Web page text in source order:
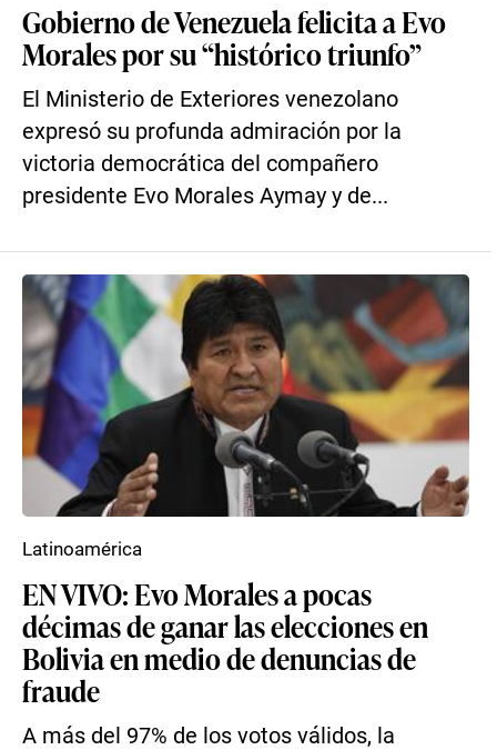
Gobierno de Venezuela felicita a Evo
Morales por su “histórico triunfo”
El Ministerio de Exteriores venezolano
expresó su profunda admiración por la
victoria democrática del compañero
presidente Evo Morales Aymay y de...
EN VIVO: Evo Morales a pocas
décimas de ganar las elecciones en
Bolivia en medio de denuncias de
fraude
A más del 97% de los votos válidos, la
Latinoamérica